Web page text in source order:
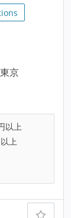
東京
以上
上